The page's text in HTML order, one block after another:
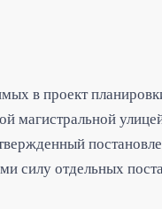
в проект
магистральной
силу отдельных